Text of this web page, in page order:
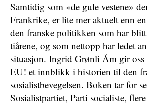
Samtidig som «de gule vestene»
Frankrike, er lite mer aktuelt enn
den franske politikken som har
tiårene, og som nettopp har ledet
situasjon. Ingrid Grønli Åm gir
EU! et innblikk i historien til den
sosialistbevegelsen. Boken tar for
Sosialistpartiet, Parti socialiste,